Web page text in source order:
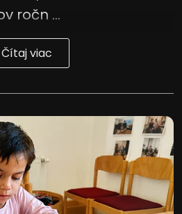
ročn ...
Čítaj viac